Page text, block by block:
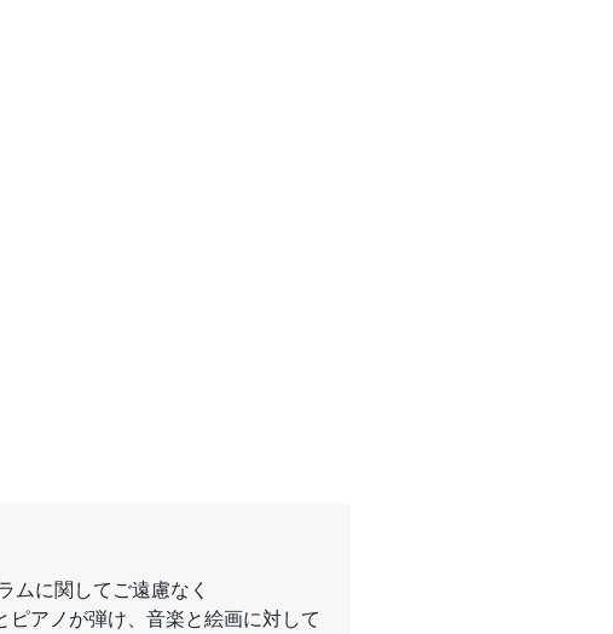
ムに関してご遠慮なく
アノが弾け、音楽と絵画に対して